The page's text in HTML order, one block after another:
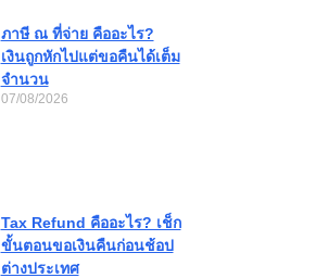
ภาษี ณ ที่จ่าย คืออะไร?
เงินถูกหักไปแต่ขอคืนได้เต็ม
จำนวน
07/08/2026
Tax Refund คืออะไร? เช็ก
ขั้นตอนขอเงินคืนก่อนช้อป
ต่างประเทศ